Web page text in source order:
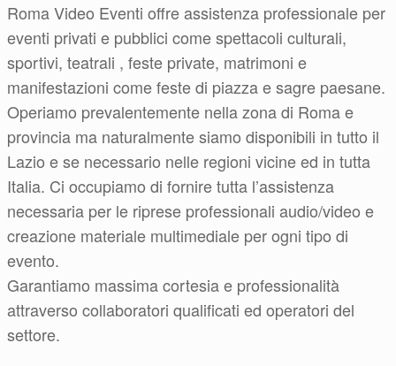
Roma Video Eventi offre assistenza professionale per
eventi privati e pubblici come spettacoli culturali,
sportivi, teatrali , feste private, matrimoni e
manifestazioni come feste di piazza e sagre paesane.
Operiamo prevalentemente nella zona di Roma e
provincia ma naturalmente siamo disponibili in tutto il
Lazio e se necessario nelle regioni vicine ed in tutta
Italia. Ci occupiamo di fornire tutta l’assistenza
necessaria per le riprese professionali audio/video e
creazione materiale multimediale per ogni tipo di
evento.
Garantiamo massima cortesia e professionalità
attraverso collaboratori qualificati ed operatori del
settore.